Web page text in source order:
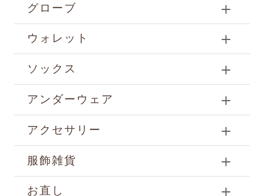
グローブ
ウォレット
ソックス
アンダーウェア
アクセサリー
服飾雑貨
お直し